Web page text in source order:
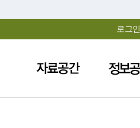
로그인